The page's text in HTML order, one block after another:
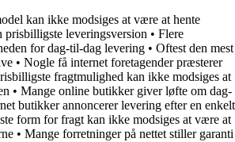
kan ikke modsiges at være at hente
prisbilligste leveringsversion • Flere
for dag-til-dag levering • Oftest den mest
• Nogle få internet foretagender præsterer
fragtmulighed kan ikke modsiges at
• Mange online butikker giver løfte om dag-
butikker annoncerer levering efter en enkelt
form for fragt kan ikke modsiges at være at
• Mange forretninger på nettet stiller garanti